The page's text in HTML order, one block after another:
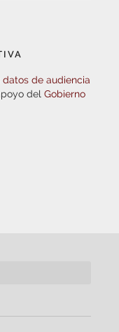
de audiencia
del Gobierno